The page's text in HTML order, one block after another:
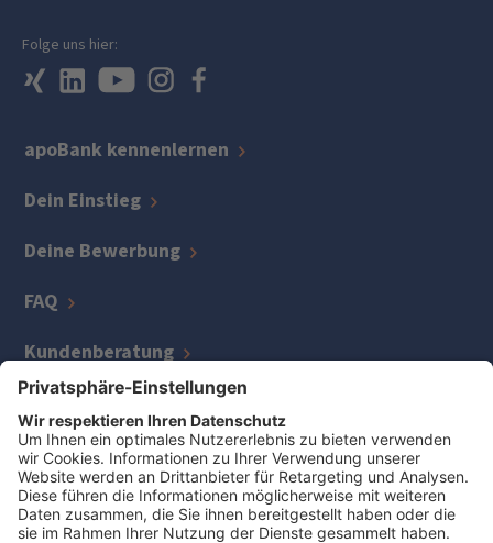
apoBank kennenlernen
Dein Einstieg
Deine Bewerbung
FAQ
Kundenberatung
IT
Kreditmanagement
Zentrale Bereiche
Folge uns hier: